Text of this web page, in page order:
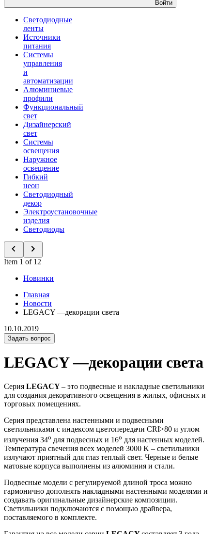
Войти
Светодиодные
ленты
Источники
питания
Системы
управления
и
автоматизации
Алюминиевые
профили
Функциональный
свет
Дизайнерский
свет
Системы
освещения
Наружное
освещение
Гибкий
неон
Светодиодный
декор
Электроустановочные
изделия
Светодиоды
Item 1 of 12
Новинки
Главная
Новости
LEGACY —декорации света
10.10.2019
Задать вопрос
LEGACY —декорации света
Серия LEGACY– это подвесные и накладные светильники
для создания декоративного освещения в жилых, офисных и
торговых помещениях.
Серия представлена настенными и подвесными
светильниками с индексом цветопередачи CRI>80 и углом
излучения 34o для подвесных и 16o для настенных моделей.
Температура свечения всех моделей 3000 K – светильники
излучают приятный для глаз теплый свет. Черные и белые
матовые корпуса выполнены из алюминия и стали.
Подвесные модели с регулируемой длиной троса можно
гармонично дополнять накладными настенными моделями и
создавать оригинальные дизайнерские композиции.
Светильники подключаются с помощью драйвера,
поставляемого в комплекте.